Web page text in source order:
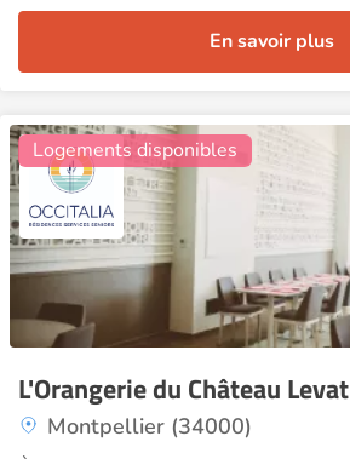
En savoir plus
L'Orangerie du Château Levat
Montpellier (34000)
Logements disponibles